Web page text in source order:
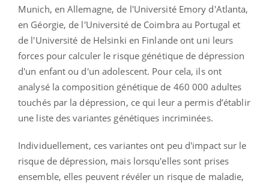
Munich, en Allemagne, de l'Université Emory d'Atlanta,
en Géorgie, de l'Université de Coimbra au Portugal et
de l'Université de Helsinki en Finlande ont uni leurs
forces pour calculer le risque génétique de dépression
d'un enfant ou d'un adolescent. Pour cela, ils ont
analysé la composition génétique de 460 000 adultes
touchés par la dépression, ce qui leur a permis d’établir
une liste des variantes génétiques incriminées.
Individuellement, ces variantes ont peu d'impact sur le
risque de dépression, mais lorsqu'elles sont prises
ensemble, elles peuvent révéler un risque de maladie,